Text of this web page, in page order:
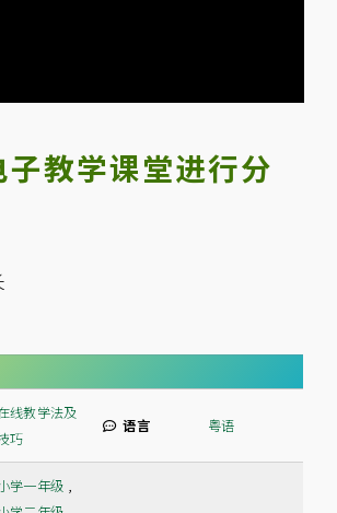
教学课堂进行分
线教学法及
巧
语言 粤语
学一年级 ,